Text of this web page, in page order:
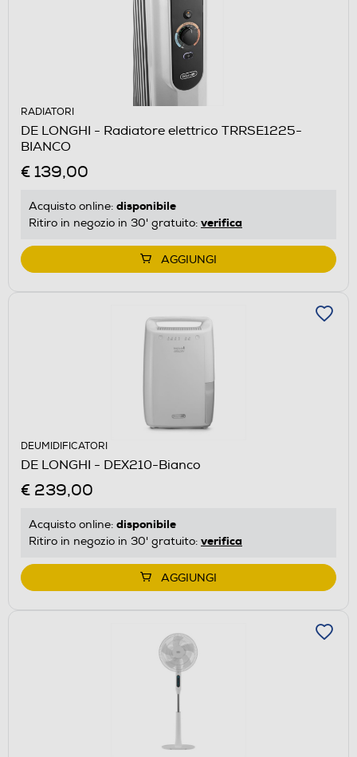
RADIATORI
DE LONGHI - Radiatore elettrico TRRSE1225-
BIANCO
€ 139,00
Acquisto online: disponibile
Ritiro in negozio in 30' gratuito: verifica
AGGIUNGI
DEUMIDIFICATORI
DE LONGHI - DEX210-Bianco
€ 239,00
Acquisto online: disponibile
Ritiro in negozio in 30' gratuito: verifica
AGGIUNGI